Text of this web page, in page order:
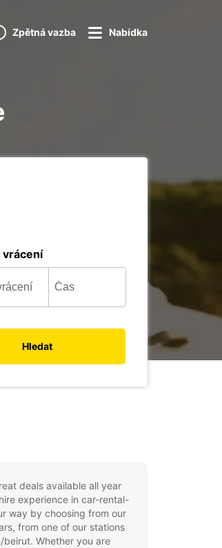
Zpětná vazba Nabídka
vrácení
Hledat
deals available all year
experience in car-rental-
way by choosing from our
from one of our stations
Whether you are